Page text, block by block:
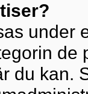
under
de
du kan.